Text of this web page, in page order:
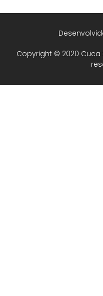
Copyright © 2020 Cuca